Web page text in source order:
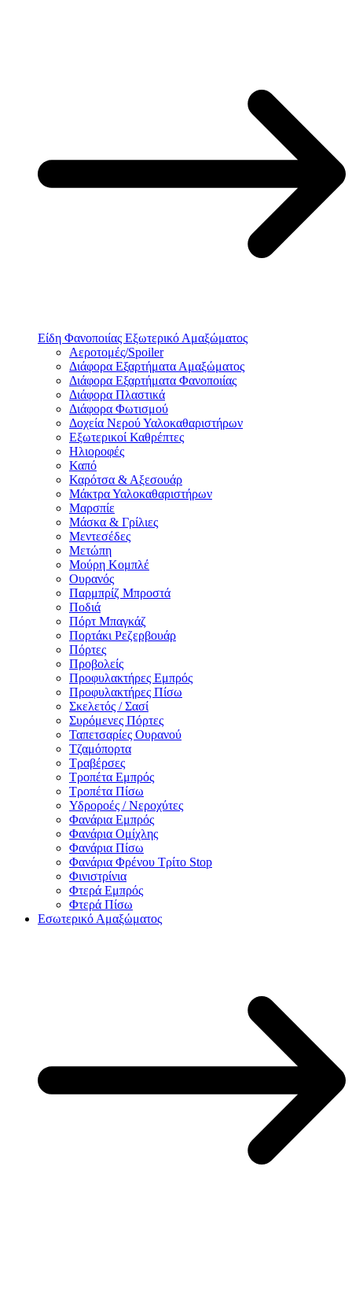
Είδη Φανοποιίας Εξωτερικό Αμαξώματος
Αεροτομές/Spoiler
Διάφορα Εξαρτήματα Αμαξώματος
Διάφορα Εξαρτήματα Φανοποιίας
Διάφορα Πλαστικά
Διάφορα Φωτισμού
Δοχεία Νερού Υαλοκαθαριστήρων
Εξωτερικοί Καθρέπτες
Ηλιοροφές
Καπό
Καρότσα & Αξεσουάρ
Μάκτρα Υαλοκαθαριστήρων
Μαρσπίε
Μάσκα & Γρίλιες
Μεντεσέδες
Μετώπη
Μούρη Κομπλέ
Ουρανός
Παρμπρίζ Μπροστά
Ποδιά
Πόρτ Μπαγκάζ
Πορτάκι Ρεζερβουάρ
Πόρτες
Προβολείς
Προφυλακτήρες Εμπρός
Προφυλακτήρες Πίσω
Σκελετός / Σασί
Συρόμενες Πόρτες
Ταπετσαρίες Ουρανού
Τζαμόπορτα
Τραβέρσες
Τροπέτα Εμπρός
Τροπέτα Πίσω
Υδροροές / Νεροχύτες
Φανάρια Εμπρός
Φανάρια Ομίχλης
Φανάρια Πίσω
Φανάρια Φρένου Τρίτο Stop
Φινιστρίνια
Φτερά Εμπρός
Φτερά Πίσω
Εσωτερικό Αμαξώματος